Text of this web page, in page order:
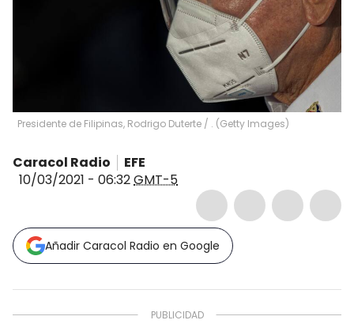
Presidente de Filipinas, Rodrigo Duterte / . (Getty Images)
Caracol Radio
EFE
10/03/2021 - 06:32GMT-5
Añadir Caracol Radio en Google